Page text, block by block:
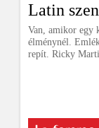
Latin
Van, amikor egy
élménynél.
repít. Ricky